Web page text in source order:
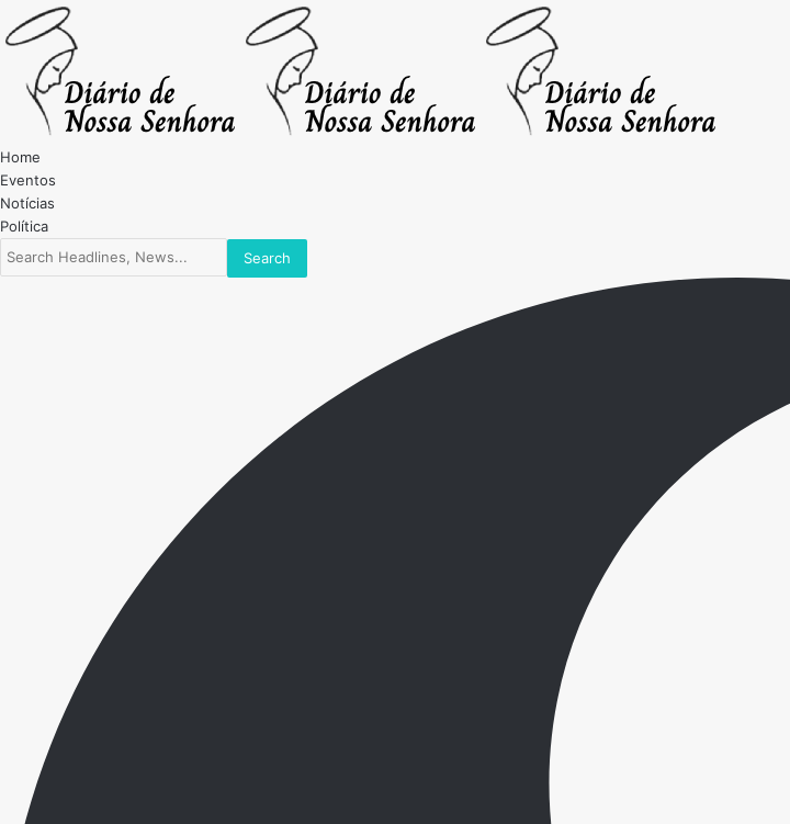
Home
Eventos
Notícias
Política